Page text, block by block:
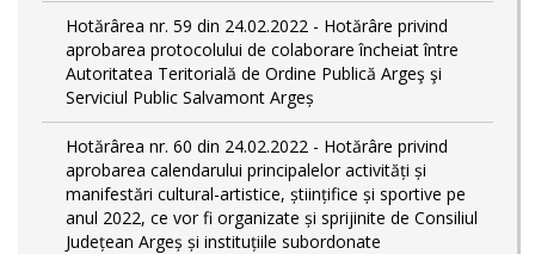
Hotărârea nr. 59 din 24.02.2022 - Hotărâre privind
aprobarea protocolului de colaborare încheiat între
Autoritatea Teritorială de Ordine Publică Argeş şi
Serviciul Public Salvamont Argeș
Hotărârea nr. 60 din 24.02.2022 - Hotărâre privind
aprobarea calendarului principalelor activități și
manifestări cultural-artistice, științifice și sportive pe
anul 2022, ce vor fi organizate și sprijinite de Consiliul
Județean Argeș și instituțiile subordonate